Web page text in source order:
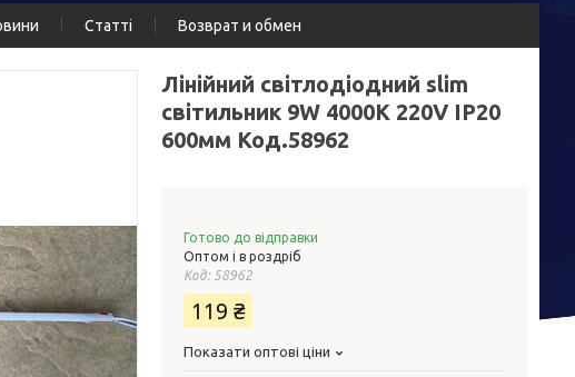
Статті Возврат и обмен
Лінійний світлодіодний slim
світильник 9W 4000К 220V IP20
600мм Код.58962
Готово до відправки
Оптом і в роздріб
Код: 58962
119 ₴
Показати оптові ціни